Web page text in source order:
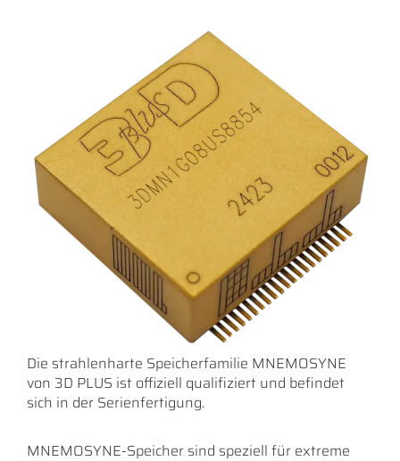
Die strahlenharte Speicherfamilie MNEMOSYNE
von 3D PLUS ist offiziell qualifiziert und befindet
sich in der Serienfertigung.
MNEMOSYNE-Speicher sind speziell für extreme